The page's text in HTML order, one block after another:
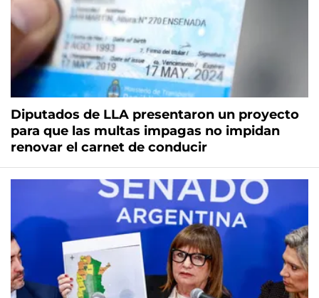
Diputados de LLA presentaron un proyecto
para que las multas impagas no impidan
renovar el carnet de conducir